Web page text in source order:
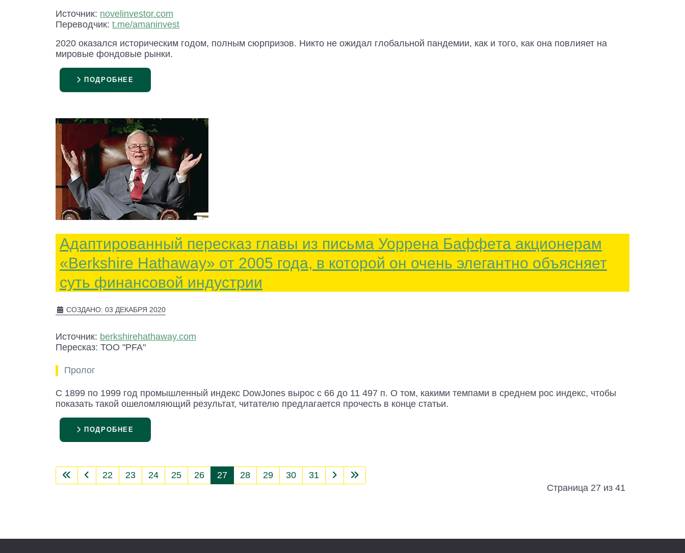
Источник: novelinvestor.com
Переводчик: t.me/amaninvest
2020 оказался историческим годом, полным сюрпризов. Никто не ожидал глобальной пандемии, как и того, как она повлияет на
мировые фондовые рынки.
ПОДРОБНЕЕ
Адаптированный пересказ главы из письма Уоррена Баффета акционерам
«Berkshire Hathaway» от 2005 года, в которой он очень элегантно объясняет
суть финансовой индустрии
СОЗДАНО: 03 ДЕКАБРЯ 2020
Источник: berkshirehathaway.com
Пересказ: ТОО "PFA"
Пролог
С 1899 по 1999 год промышленный индекс DowJones вырос с 66 до 11 497 п. О том, какими темпами в среднем рос индекс, чтобы
показать такой ошеломляющий результат, читателю предлагается прочесть в конце статьи.
ПОДРОБНЕЕ
Страница 27 из 41
22 23 24 25 26 27 28 29 30 31